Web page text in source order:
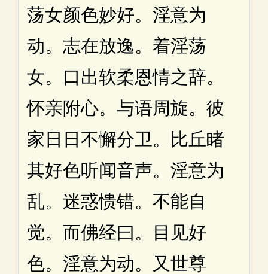
荡女颜色妙好。淫意为
动。志在放逸。着淫荡
女。口出软柔恩情之辞。
怀亲附心。与语周旋。彼
家日日不懈分卫。比丘睹
其好色听闻音声。淫意为
乱。迷惑愦错。不能自
觉。而佛经曰。目见好
色。淫意为动。又世尊